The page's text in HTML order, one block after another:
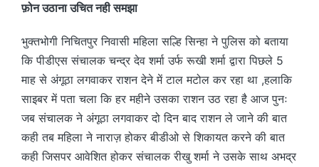
फ़ोन उठाना उचित नही समझा
भुक्तभोगी निचितपुर निवासी महिला सल्हि सिन्हा ने पुलिस को बताया
कि पीडीएस संचालक चन्द्र देव शर्मा उर्फ रूखी शर्मा द्वारा पिछले 5
माह से अंगूठा लगवाकर राशन देने में टाल मटोल कर रहा था ,हलाकि
साइबर में पता चला कि हर महीने उसका राशन उठ रहा है आज पुनः
जब संचालक ने अंगूठा लगवाकर दो दिन बाद राशन ले जाने की बात
कही तब महिला ने नाराज़ होकर बीडीओ से शिकायत करने की बात
कही जिसपर आवेशित होकर संचालक रीखु शर्मा ने उसके साथ अभद्र